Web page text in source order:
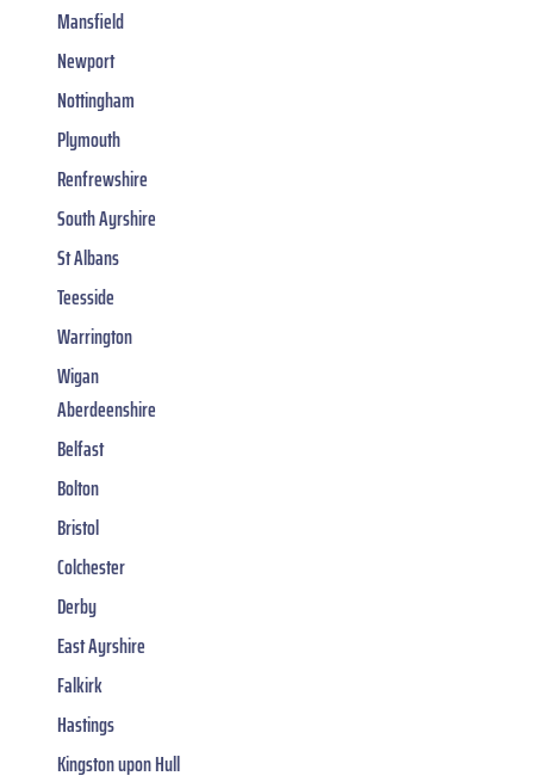
Mansfield
Newport
Nottingham
Plymouth
Renfrewshire
South Ayrshire
St Albans
Teesside
Warrington
Wigan
Aberdeenshire
Belfast
Bolton
Bristol
Colchester
Derby
East Ayrshire
Falkirk
Hastings
Kingston upon Hull